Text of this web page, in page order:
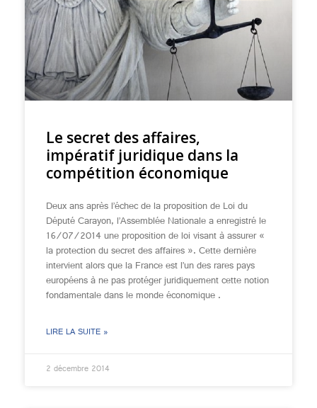
Le secret des affaires,
impératif juridique dans la
compétition économique
Deux ans après l’échec de la proposition de Loi du
Député Carayon, l’Assemblée Nationale a enregistré le
16/07/2014 une proposition de loi visant à assurer «
la protection du secret des affaires ». Cette dernière
intervient alors que la France est l’un des rares pays
européens à ne pas protéger juridiquement cette notion
fondamentale dans le monde économique .
LIRE LA SUITE »
2 décembre 2014